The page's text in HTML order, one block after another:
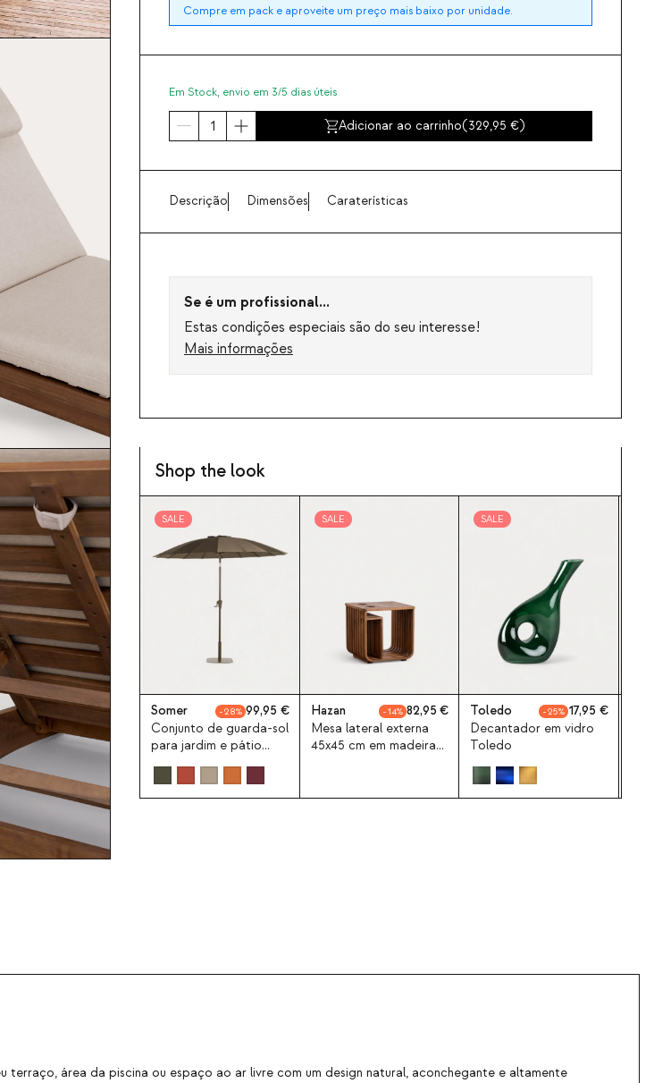
Compre em pack e aproveite um preço mais baixo por unidade.
Em Stock, envio em 3/5 dias úteis
Adicionar ao carrinho(329,95 )
Descrição Dimensões Caraterísticas
Se é um profissional...
Estas condições especiais são do seu interesse!
Mais informações
Shop the look
SALE
Somer 28
99,95
Conjunto de guarda-sol
para jardim e pátio
Ø250 cm com suporte
SALE
Hazan 14
82,95
Mesa lateral externa
45x45 cm em madeira
SALE
Toledo 25
17,95
Decantador em vidro
Toledo
terraço, área da piscina ou espaço ao ar livre com um design natural, aconchegante e altamente